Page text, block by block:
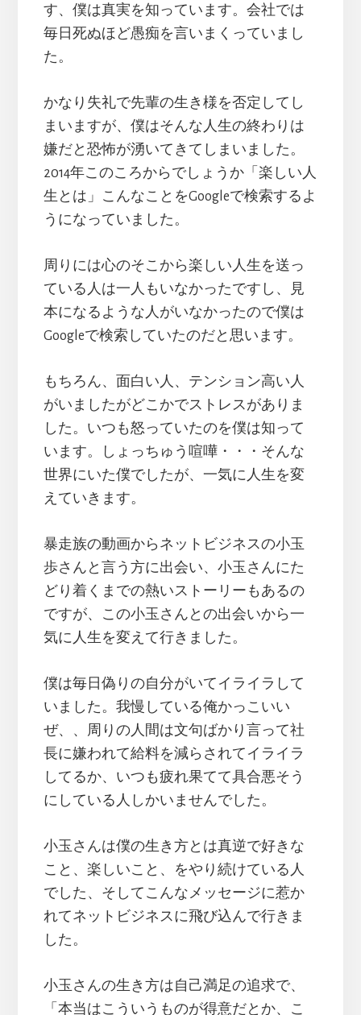
す、僕は真実を知っています。会社では
毎日死ぬほど愚痴を言いまくっていまし
た。
かなり失礼で先輩の生き様を否定してし
まいますが、僕はそんな人生の終わりは
嫌だと恐怖が湧いてきてしまいました。
2014年このころからでしょうか「楽しい人
生とは」こんなことをGoogleで検索するよ
うになっていました。
周りには心のそこから楽しい人生を送っ
ている人は一人もいなかったですし、見
本になるような人がいなかったので僕は
Googleで検索していたのだと思います。
もちろん、面白い人、テンション高い人
がいましたがどこかでストレスがありま
した。いつも怒っていたのを僕は知って
います。しょっちゅう喧嘩・・・そんな
世界にいた僕でしたが、一気に人生を変
えていきます。
暴走族の動画からネットビジネスの小玉
歩さんと言う方に出会い、小玉さんにた
どり着くまでの熱いストーリーもあるの
ですが、この小玉さんとの出会いから一
気に人生を変えて行きました。
僕は毎日偽りの自分がいてイライラして
いました。我慢している俺かっこいい
ぜ、、周りの人間は文句ばかり言って社
長に嫌われて給料を減らされてイライラ
してるか、いつも疲れ果てて具合悪そう
にしている人しかいませんでした。
小玉さんは僕の生き方とは真逆で好きな
こと、楽しいこと、をやり続けている人
でした、そしてこんなメッセージに惹か
れてネットビジネスに飛び込んで行きま
した。
小玉さんの生き方は自己満足の追求で、
「本当はこういうものが得意だとか、こ